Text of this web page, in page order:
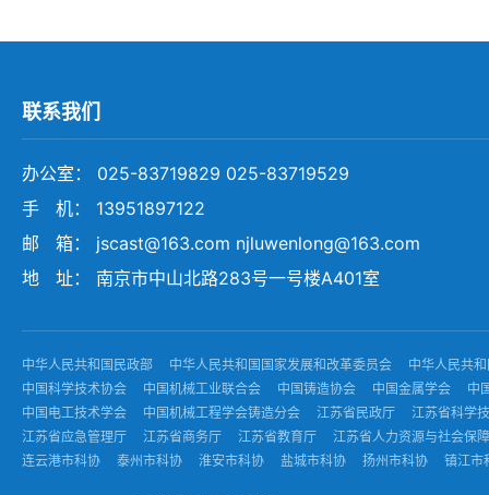
联系我们
办公室： 025-83719829 025-83719529
手 机： 13951897122
邮 箱： jscast@163.com njluwenlong@163.com
地 址： 南京市中山北路283号一号楼A401室
中华人民共和国民政部 中华人民共和国国家发展和改革委员会
中华人民共
中国科学技术协会
中国机械工业联合会 中国铸造协会 中国金属学会
中
中国电工技术学会
中国机械工程学会铸造分会 江苏省民政厅
江苏省科学
江苏省应急管理厅
江苏省商务厅 江苏省教育厅
江苏省人力资源与社会保
连云港市科协
泰州市科协 淮安市科协 盐城市科协 扬州市科协 镇江市